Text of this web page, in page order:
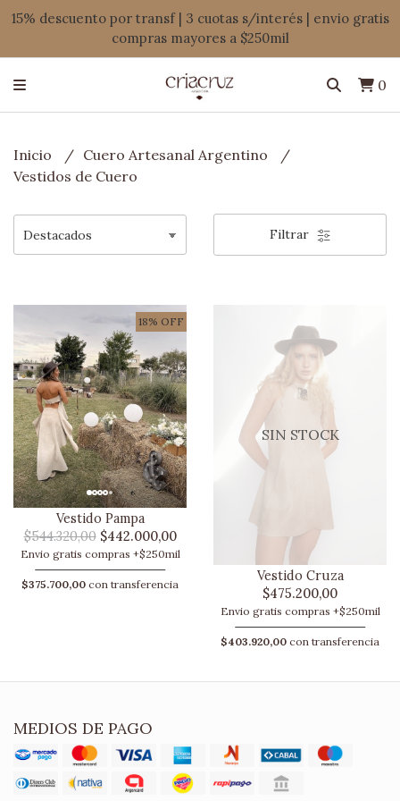
15% descuento por transf | 3 cuotas s/interés | envio gratis
compras mayores a $250mil
0
Inicio
Cuero Artesanal Argentino
Vestidos de Cuero
Filtrar
18% OFF
Vestido Pampa
$544.320,00$442.000,00
Envio gratis compras +$250mil
$375.700,00 con transferencia
SIN STOCK
Vestido Cruza
$475.200,00
Envio gratis compras +$250mil
$403.920,00 con transferencia
MEDIOS DE PAGO